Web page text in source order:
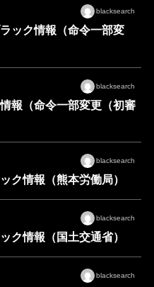
blacksearch
ック情報（命令一部変
blacksearch
報（命令一部変更（初審
blacksearch
ク情報（熊本労働局）
blacksearch
ク情報（国土交通省）
blacksearch